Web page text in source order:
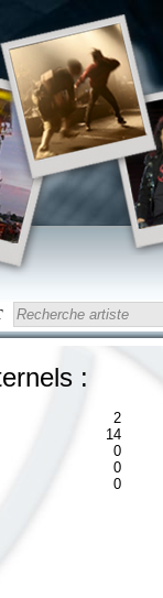
:
2
14
0
0
0